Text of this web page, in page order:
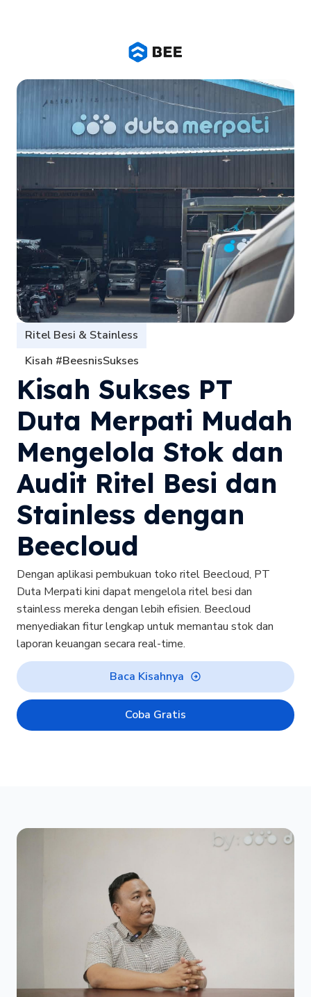
Ritel Besi & Stainless
Kisah #BeesnisSukses
Kisah Sukses PT
Duta Merpati Mudah
Mengelola Stok dan
Audit Ritel Besi dan
Stainless dengan
Beecloud
Dengan aplikasi pembukuan toko ritel Beecloud, PT
Duta Merpati kini dapat mengelola ritel besi dan
stainless mereka dengan lebih efisien. Beecloud
menyediakan fitur lengkap untuk memantau stok dan
laporan keuangan secara real-time.
Baca Kisahnya
Coba Gratis